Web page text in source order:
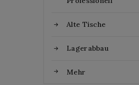
Alte Tische
Lagerabbau
Mehr